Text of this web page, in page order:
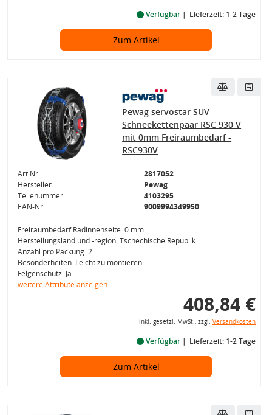
Verfügbar Lieferzeit: 1-2 Tage
Zum Artikel
Pewag servostar SUV
Schneekettenpaar RSC 930 V
mit 0mm Freiraumbedarf -
RSC930V
Art.Nr.:
2817052
Hersteller:
Pewag
Teilenummer:
4103295
EAN-Nr.:
9009994349950
Freiraumbedarf Radinnenseite: 0 mm
Herstellungsland und -region: Tschechische Republik
Anzahl pro Packung: 2
Besonderheiten: Leicht zu montieren
Felgenschutz: Ja
weitere Attribute anzeigen
408,84 €
inkl. gesetzl. MwSt., zzgl. Versandkosten
Verfügbar Lieferzeit: 1-2 Tage
Zum Artikel